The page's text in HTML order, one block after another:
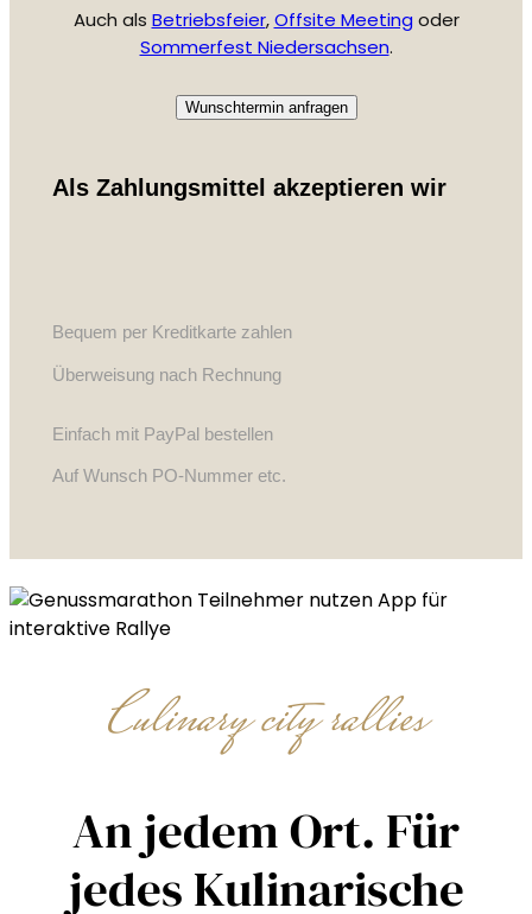
Auch als Betriebsfeier,Offsite Meeting oder
Sommerfest Niedersachsen.
Wunschtermin anfragen
Als Zahlungsmittel akzeptieren wir
Bequem per Kreditkarte zahlen
Überweisung nach Rechnung
Einfach mit PayPal bestellen
Auf Wunsch PO-Nummer etc.
Culinary city rallies
An jedem Ort. Für
jedes Kulinarische